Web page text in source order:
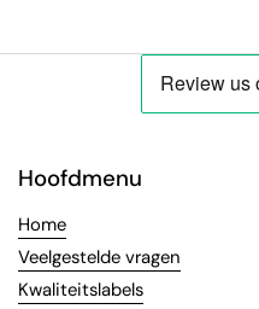
Hoofdmenu
Home
Veelgestelde vragen
Kwaliteitslabels